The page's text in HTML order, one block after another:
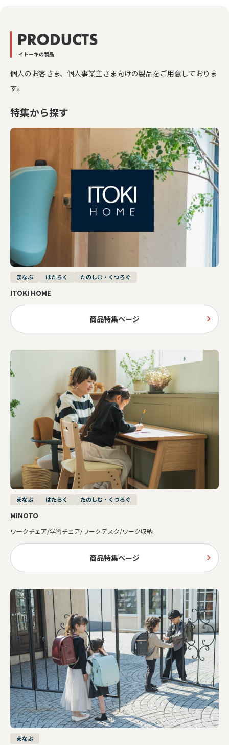
イトーキの製品
個人のお客さま、個人事業主さま向けの製品をご用意しておりま
す。
特集から探す
まなぶ はたらく たのしむ・くつろぐ
ITOKI HOME
商品特集ページ
まなぶ はたらく たのしむ・くつろぐ
MINOTO
ワークチェア/学習チェア/ワークデスク/ワーク収納
商品特集ページ
まなぶ